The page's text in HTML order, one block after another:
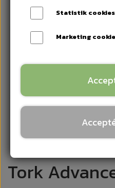
Tork
Statistik cookies
Marketing